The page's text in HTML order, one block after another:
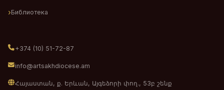
Библиотека
+374 (10) 51-72-87
info@artsakhdiocese.am
Հայաստան, ք. Երևան, Այգեձորի փող., 53բ շենք